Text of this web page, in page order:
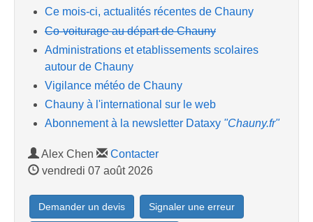
Ce mois-ci, actualités récentes de Chauny
Co-voiturage au départ de Chauny
Administrations et etablissements scolaires
autour de Chauny
Vigilance météo de Chauny
Chauny à l'international sur le web
Abonnement à la newsletter Dataxy "Chauny.fr"
Alex Chen
Contacter
vendredi 07 août 2026
Demander un devis Signaler une erreur